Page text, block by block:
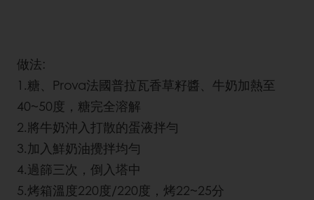
做法:
1.糖、Prova法國普拉瓦香草籽醬、牛奶加熱至
40~50度，糖完全溶解
2.將牛奶沖入打散的蛋液拌勻
3.加入鮮奶油攪拌均勻
4.過篩三次，倒入塔中
5.烤箱溫度220度/220度，烤22~25分